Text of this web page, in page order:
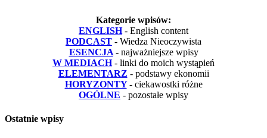
Kategorie wpisów:
ENGLISH - English content
PODCAST - Wiedza Nieoczywista
ESENCJA - najważniejsze wpisy
W MEDIACH - linki do moich wystąpień
ELEMENTARZ - podstawy ekonomii
HORYZONTY - ciekawostki różne
OGÓLNE - pozostałe wpisy
Ostatnie wpisy